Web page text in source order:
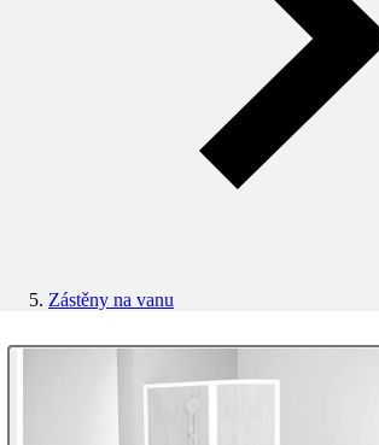
Zástěny na vanu